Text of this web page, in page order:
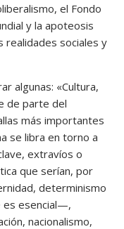
el Fondo
y la apoteosis
realidades sociales y
algunas: «Cultura,
de parte del
más importantes
se libra en torno a
extravíos o
que serían, por
determinismo
es esencial—,
nacionalismo,